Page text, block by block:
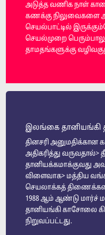
அடுத்த வணிக நாள்
கணக்கு நிலுவைகளை
செயல்பாட்டில்
செயல்முறை
தாமதங்களுக்கு
இலங்கை தானியங்கி
தினசரி
அதிகரித்து
தானியக்கமாக்குவது
விளைவாக> மத்திய
செயலாக்கத்
1988 ஆம் ஆண்டு மார்ச்
தானியங்கி காசோலை
நிறுவப்பட்டது.